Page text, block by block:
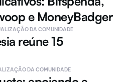
e MoneyBadger
DA COMUNIDADE
reúne 15
DA COMUNIDADE